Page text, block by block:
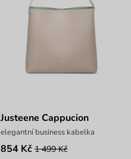
Justeene Cappucion
elegantní business kabelka
854 Kč 1 499 Kč